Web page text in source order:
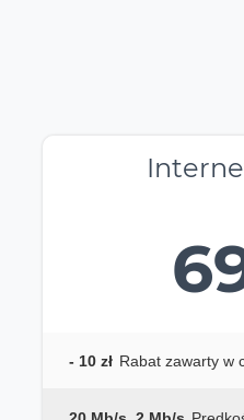
- 10 zł Rabat zawarty w